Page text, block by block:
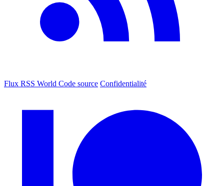
Flux RSS World Code source Confidentialité